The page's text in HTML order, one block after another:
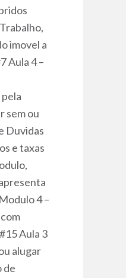
imovel a
Aula 4 –
sem ou
Duvidas
e taxas
4 –
Aula 3
alugar
de